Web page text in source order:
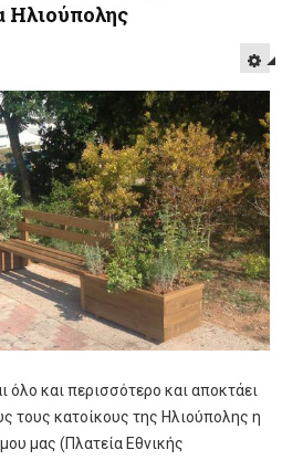
Ηλιούπολης
όλο και περισσότερο και αποκτάει
τους κατοίκους της Ηλιούπολης η
μας (Πλατεία Εθνικής